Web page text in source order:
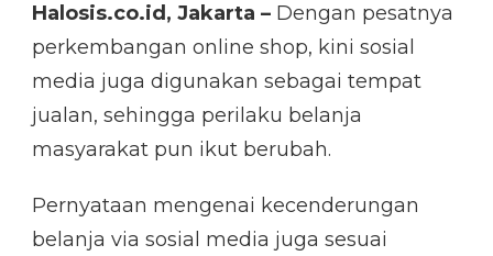
LEBIH
SUKA
VIA
SOSIAL
Halosis.co.id, Jakarta – Dengan pesatnya
perkembangan online shop, kini sosial
media juga digunakan sebagai tempat
jualan, sehingga perilaku belanja
masyarakat pun ikut berubah.
Pernyataan mengenai kecenderungan
belanja via sosial media juga sesuai